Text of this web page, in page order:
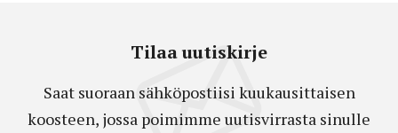
Tilaa uutiskirje
Saat suoraan sähköpostiisi kuukausittaisen
koosteen, jossa poimimme uutisvirrasta sinulle